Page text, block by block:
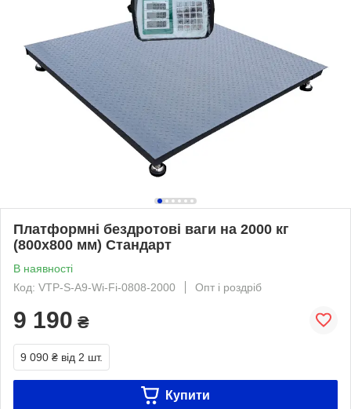
Платформні бездротові ваги на 2000 кг
(800х800 мм) Стандарт
В наявності
Код: VTP-S-A9-Wi-Fi-0808-2000
Опт і роздріб
9 190 ₴
9 090 ₴ від 2 шт.
Купити